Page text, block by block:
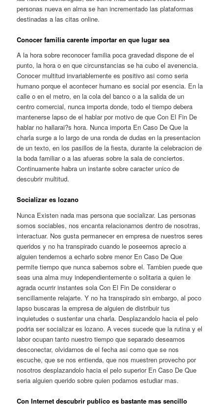
personas nueva en alma se han incrementado las plataformas
destinadas a las citas online.
Conocer familia carente importar en que lugar sea
A la hora sobre reconocer familia poca gravedad dispone de el
punto, la hora o en que circunstancias se ha cubo el avenencia.
Conocer multitud invariablemente es positivo asi­ como seri­a
humano porque el acontecer humano es social por esencia. En la
calle o en el metro, en la cola del banco o a la salida de un
centro comercial, nunca importa donde, todo el tiempo debera
mantenerse lapso de el hablar por motivo de que Con El Fin De
hablar no hallarai?s hora. Nunca importa En Caso De Que la
charla surge a lo largo de una ronda de dudas en la presentacion
de un texto, en los pasillos de la fiesta, durante la celebracion de
la boda familiar o a las afueras sobre la sala de conciertos.
Continuamente habra un instante sobre caracter unico de
descubrir multitud.
Socializar es lozano
Nunca Existen nada mas persona que socializar. Las personas
somos sociables, nos encanta relacionarnos dentro de nosotras,
interactuar. Nos gusta permanecer en empresa de nuestros seres
queridos y no ha transpirado cuando le poseemos aprecio a
alguien tendemos a echarlo sobre menor En Caso De Que
permite tiempo que nunca sabemos sobre el. Tambien puede que
seas una alma muy independientemente o solitaria a quien le
agrada ocurrir instantes sola Con El Fin De considerar o
sencillamente relajarte. Y no ha transpirado sin embargo, al poco
lapso buscaras la empresa de alguien de distribuir tus
inquietudes o sustentar una charla. Desplazandolo hacia el pelo
podri­a ser socializar es lozano. A veces sucede que la rutina y el
labor ocupan tanto nuestro tiempo que separado deseamos
desconectar, olvidarnos de el fecha asi­ como que se nos
escuche, que se nos entienda, que nos muestren provecho por
nosotros desplazandolo hacia el pelo superior En Caso De Que
seri­a alguien querido sobre quien podamos estudiar mas.
Con Internet descubrir publico es bastante mas sencillo